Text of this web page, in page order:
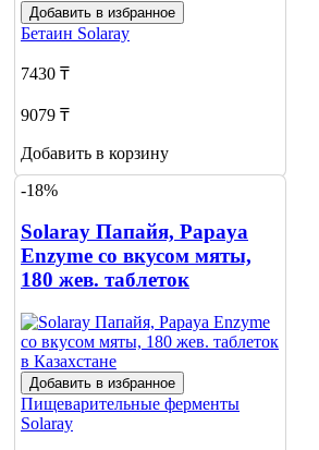
Добавить в избранное
Бетаин Solaray
7430 ₸
9079 ₸
Добавить в корзину
-18%
Solaray Папайя, Papaya
Enzyme со вкусом мяты,
180 жев. таблеток
Добавить в избранное
Пищеварительные ферменты
Solaray